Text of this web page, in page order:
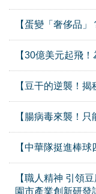
【蛋變「奢侈品
【30億美元起飛
【豆干的逆襲！揭
【腸病毒來襲！
【中華隊挺進棒
【職人精神 引領
園市產業創新研發